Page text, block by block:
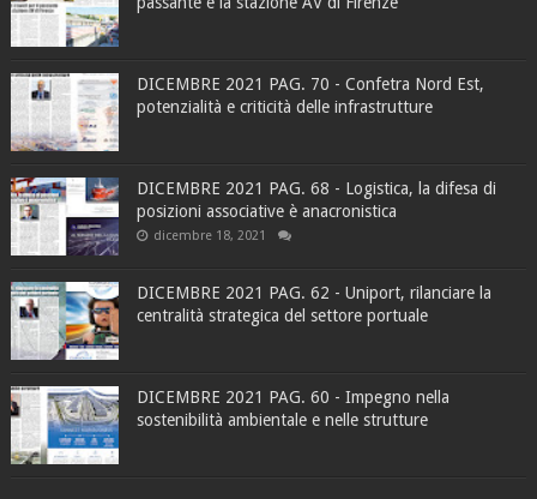
DICEMBRE 2021 PAG. 70 - Confetra Nord Est,
potenzialità e criticità delle infrastrutture
DICEMBRE 2021 PAG. 68 - Logistica, la difesa di
posizioni associative è anacronistica
dicembre 18, 2021
DICEMBRE 2021 PAG. 62 - Uniport, rilanciare la
centralità strategica del settore portuale
DICEMBRE 2021 PAG. 60 - Impegno nella
sostenibilità ambientale e nelle strutture